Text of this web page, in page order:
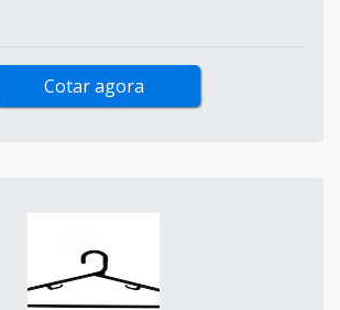
Cotar agora